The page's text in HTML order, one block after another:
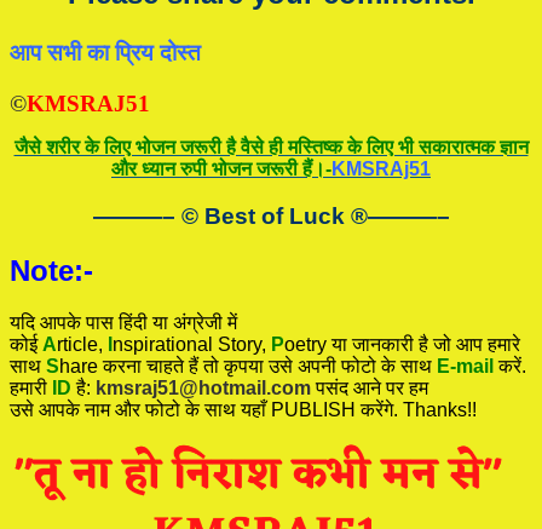
आप सभी का प्रिय दोस्त
©KMSRAJ51
जैसे शरीर के लिए भोजन जरूरी है वैसे ही मस्तिष्क के लिए भी सकारात्मक ज्ञान
और ध्यान रुपी भोजन जरूरी हैं।-KMSRAj51
———– © Best of Luck ®———–
Note:-
यदि आपके पास हिंदी या अंग्रेजी में
कोईArticle, nspirational Story, Poetryया जानकारी है जो आप हमारे
साथ Share करना चाहते हैं तो कृपया उसे अपनी फोटो के साथ E-mail करें.
हमारी
IDहै: kmsraj51@hotmail.comपसंद आने पर हम
उसे आपके नाम और फोटो के साथ यहाँ PUBLISH करेंगे. Thanks!!